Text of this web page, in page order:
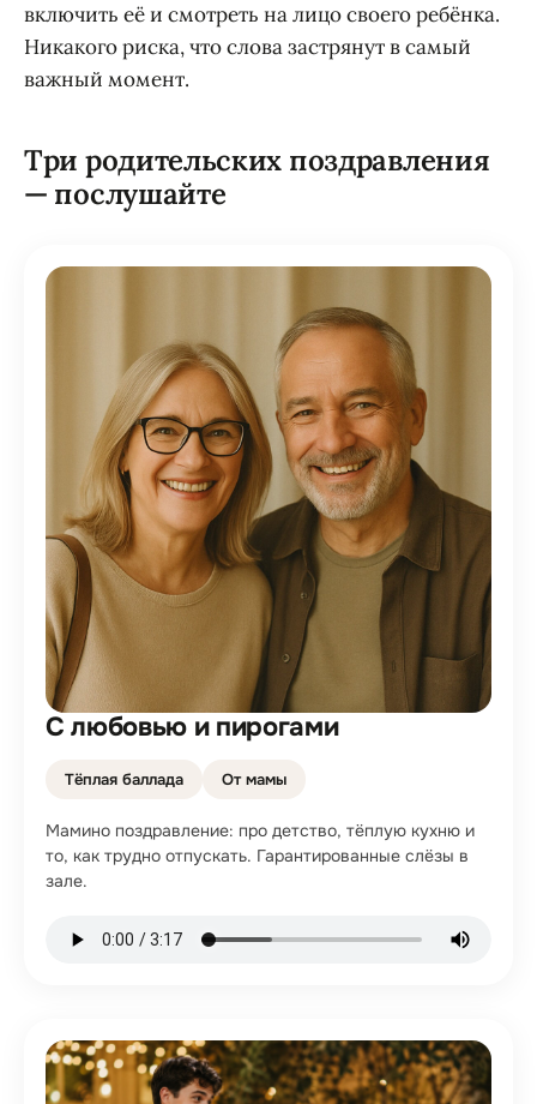
включить её и смотреть на лицо своего ребёнка.
Никакого риска, что слова застрянут в самый
важный момент.
Три родительских поздравления
— послушайте
С любовью и пирогами
Тёплая баллада От мамы
Мамино поздравление: про детство, тёплую кухню и
то, как трудно отпускать. Гарантированные слёзы в
зале.